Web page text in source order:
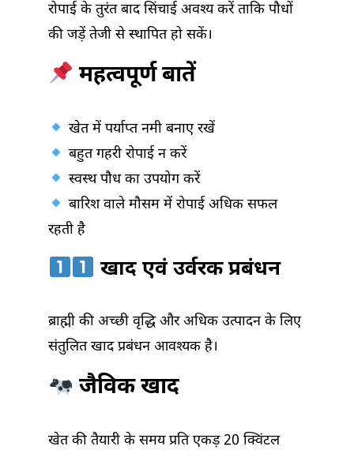
रोपाई के तुरंत बाद सिंचाई अवश्य करें ताकि पौधों
की जड़ें तेजी से स्थापित हो सकें।
महत्वपूर्ण बातें
खेत में पर्याप्त नमी बनाए रखें
बहुत गहरी रोपाई न करें
स्वस्थ पौध का उपयोग करें
बारिश वाले मौसम में रोपाई अधिक सफल
रहती है
खाद एवं उर्वरक प्रबंधन
ब्राह्मी की अच्छी वृद्धि और अधिक उत्पादन के लिए
संतुलित खाद प्रबंधन आवश्यक है।
जैविक खाद
खेत की तैयारी के समय प्रति एकड़ 20 क्विंटल